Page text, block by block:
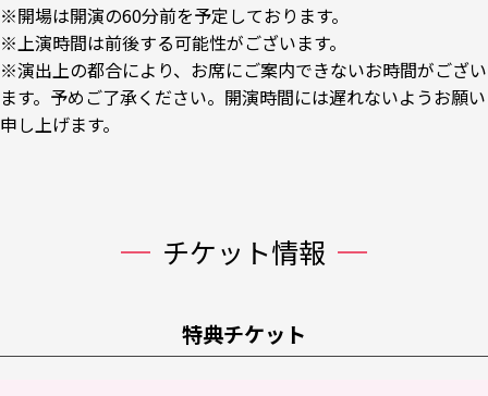
※開場は開演の60分前を予定しております。
※上演時間は前後する可能性がございます。
※演出上の都合により、お席にご案内できないお時間がござい
ます。予めご了承ください。開演時間には遅れないようお願い
申し上げます。
チケット情報
特典チケット